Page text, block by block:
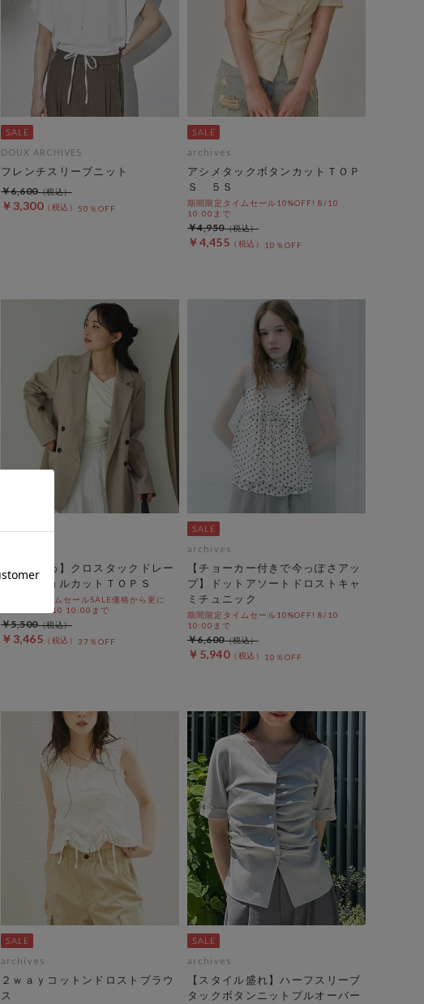
DOUX ARCHIVES
フレンチスリーブニット
￥3,300 50％OFF
￥6,600
archives
アシメタックボタンカットＴＯＰ
Ｓ ５Ｓ
期間限定タイムセール10%OFF! 8/10
10:00まで
￥4,455 10％OFF
￥4,950
【ＯＮかわ】クロスタックドレー
プオフショルカットＴＯＰＳ
期間限定タイムセールSALE価格から更に
10%OFF! 8/10 10:00まで
￥3,465 37％OFF
￥5,500
archives
【チョーカー付きで今っぽさアッ
プ】ドットアソートドロストキャ
ミチュニック
期間限定タイムセール10%OFF! 8/10
10:00まで
￥5,940 10％OFF
￥6,600
archives
２ｗａｙコットンドロストブラウ
ス
archives
【スタイル盛れ】ハーフスリーブ
タックボタンニットプルオーバー